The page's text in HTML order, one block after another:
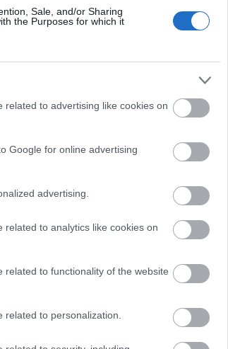
Sale, and/or Sharing
the Purposes for which it
to advertising like cookies on
Google for online advertising
advertising.
to analytics like cookies on
to functionality of the website
to personalization.
at alt ruller som det skal etter vinterlagring.